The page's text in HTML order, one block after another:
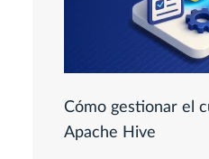
Cómo gestionar el
Apache Hive